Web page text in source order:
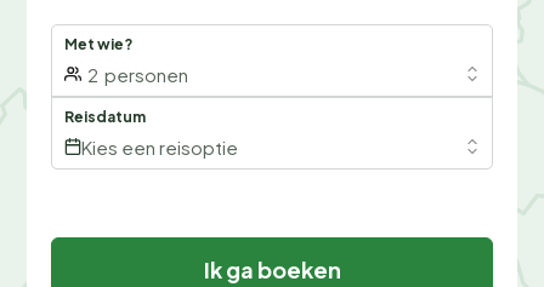
Met wie?
2 personen
Reisdatum
Kies een reisoptie
Ik ga boeken